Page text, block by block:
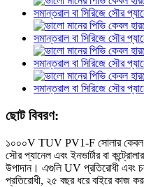
ছোট বিবরণ:
১০০০V TUV PV1-F সোলার কেবল
সৌর প্যানেল এবং ইনভার্টার বা
উপাদান। এগুলি UV প্রতিরোধী এবং
প্রতিরোধী, ২৫ বছর ধরে বাইরে কাজ